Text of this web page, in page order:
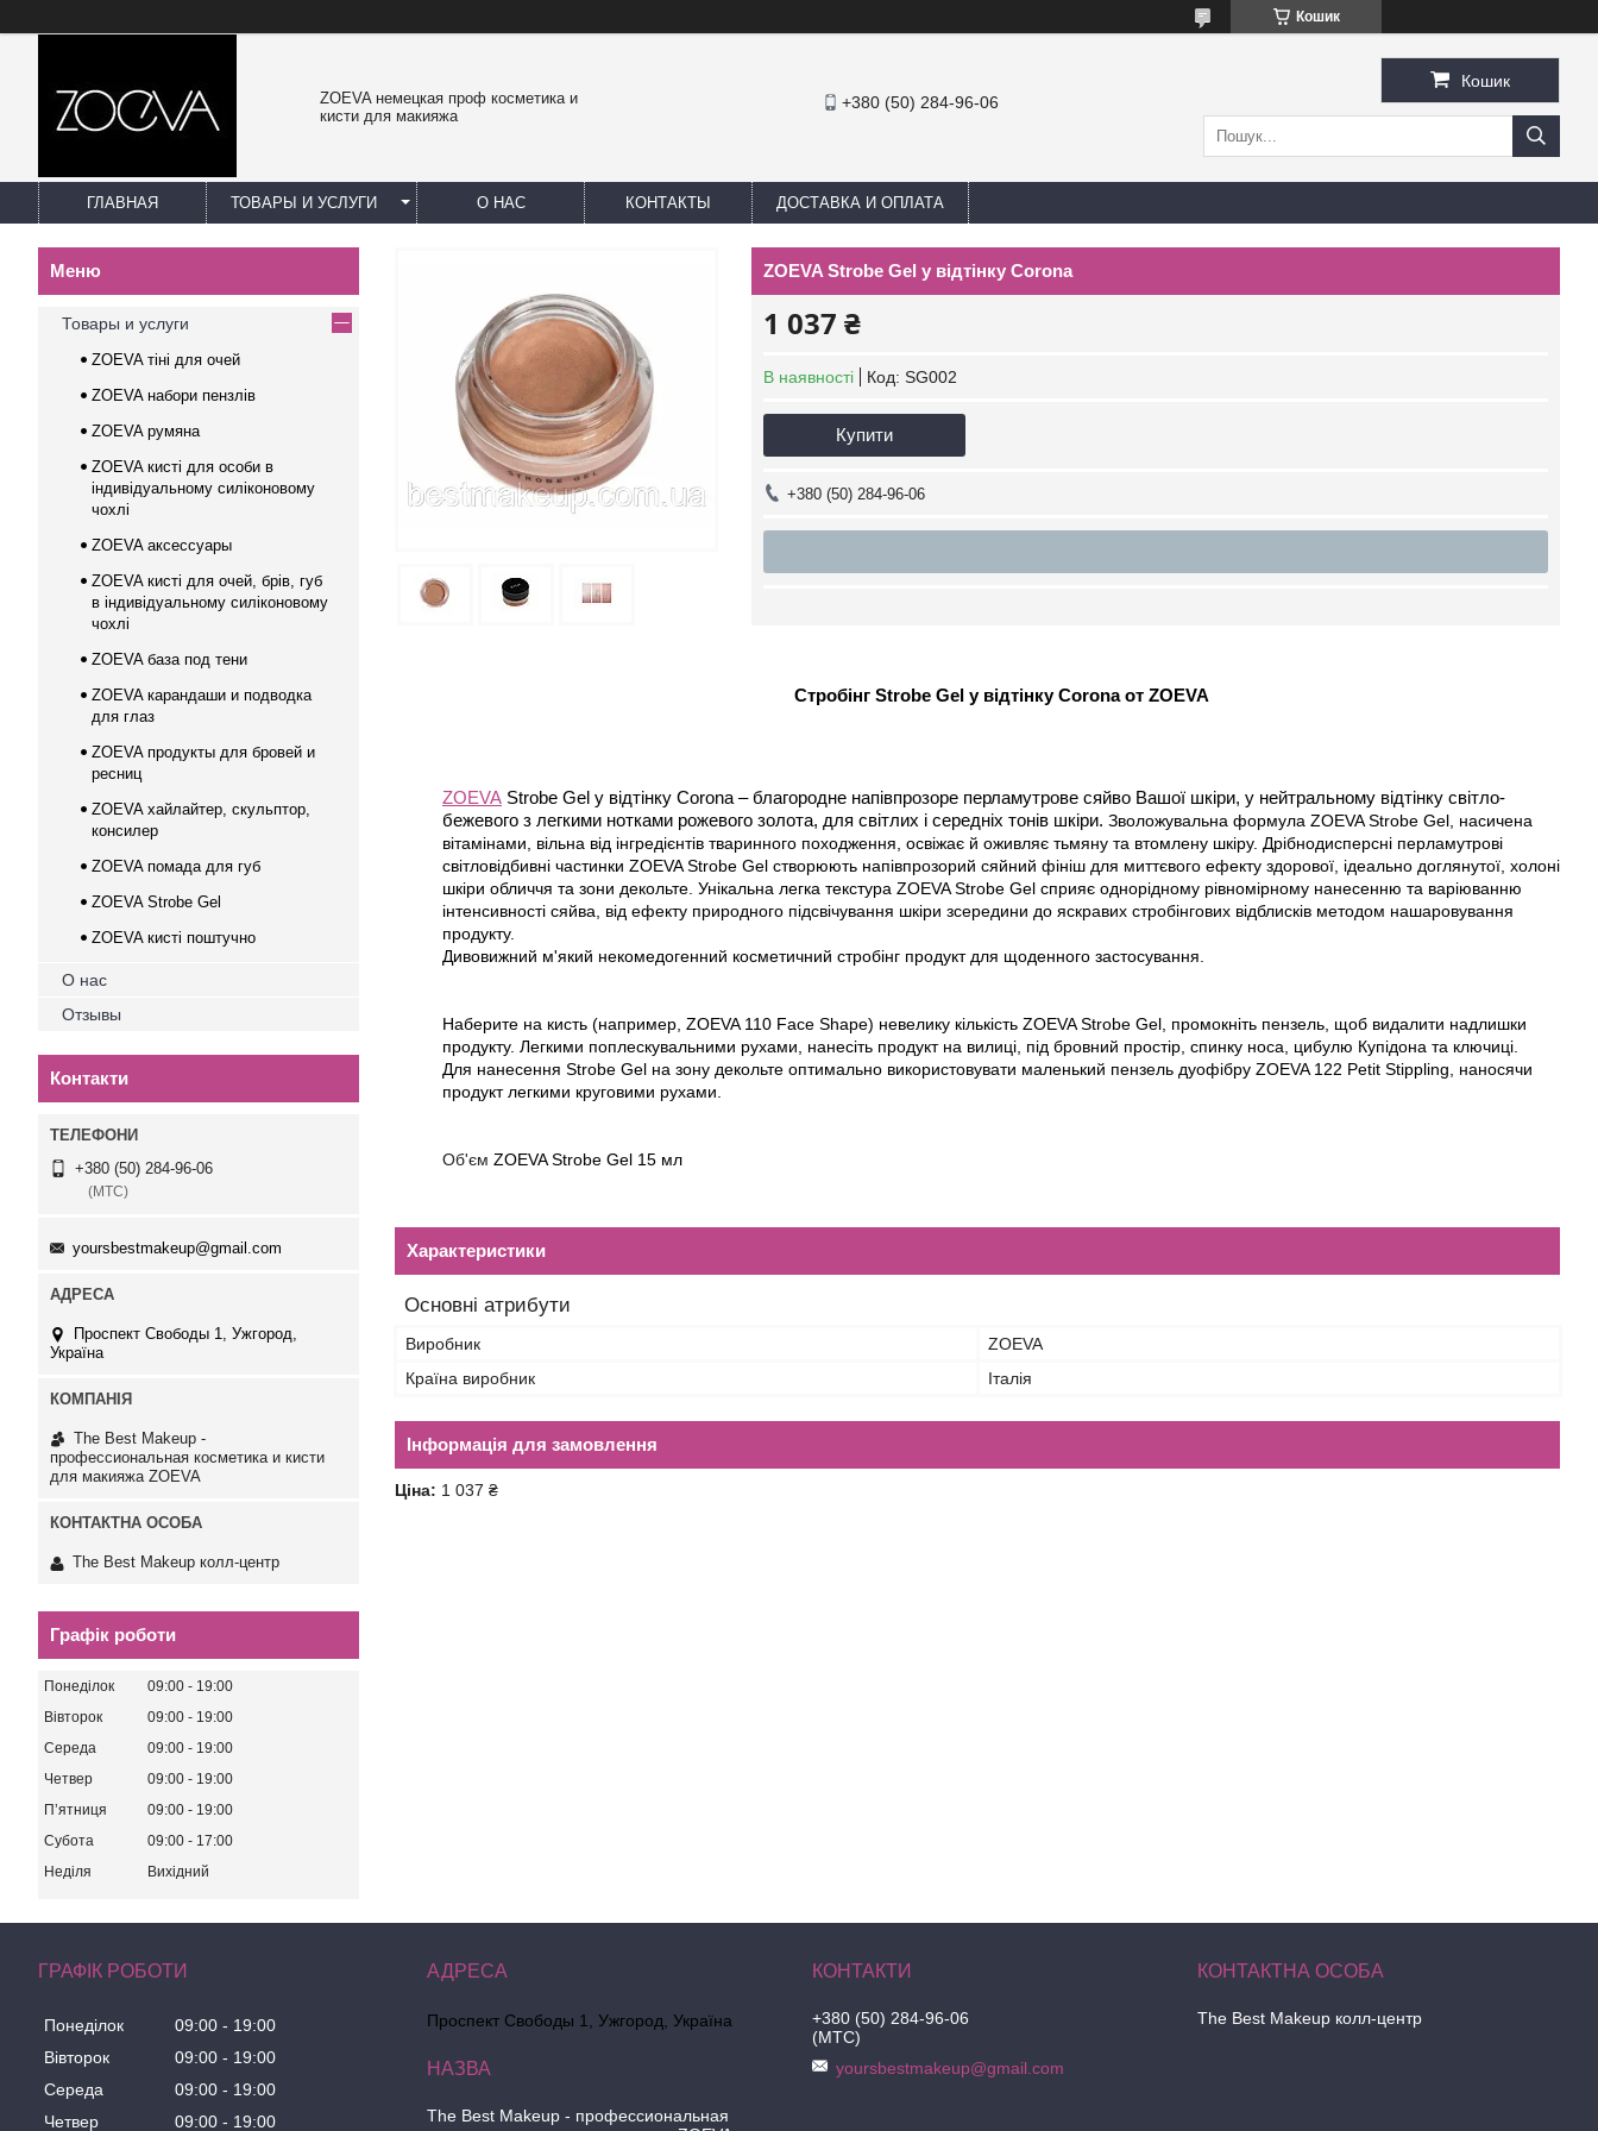
Кошик
ZOEVA немецкая проф косметика и
кисти для макияжа
+380 (50) 284-96-06
Кошик
ГЛАВНАЯ ТОВАРЫ И УСЛУГИ О НАС КОНТАКТЫ ДОСТАВКА И ОПЛАТА
ZOEVA Strobe Gel у відтінку Corona
1 037 ₴
В наявності Код: SG002
Купити
+380 (50) 284-96-06
Стробінг Strobe Gel у відтінку Corona от ZOEVA
ZOEVA Strobe Gel у відтінку Corona –благородне напівпрозоре перламутрове сяйво Вашої шкіри, у нейтральному відтінку світло-
бежевого з легкими нотками рожевого золота, для світлих і середніх тонів шкіри. Зволожувальна формула ZOEVA Strobe Gel , насичена
вітамінами, вільна від інгредієнтів тваринного походження, освіжає й оживляє тьмяну та втомлену шкіру. Дрібнодисперсні перламутрові
світловідбивні частинки ZOEVA Strobe Gel створюють напівпрозорий сяйний фініш для миттєвого ефекту здорової, ідеально доглянутої, холоні
шкіри обличчя та зони декольте. Унікальна легка текстура ZOEVA Strobe Gel сприяє однорідному рівномірному нанесенню та варіюванню
інтенсивності сяйва, від ефекту природного підсвічування шкіри зсередини до яскравих стробінгових відблисків методом нашаровування
продукту.
Дивовижний м'який некомедогенний косметичний стробінг продукт для щоденного застосування.
Наберите на кисть (например, ZOEVA110 Face Shape) невелику кількість ZOEVA Strobe Gel , промокніть пензель, щоб видалити надлишки
продукту. Легкими поплескувальними рухами, нанесіть продукт на вилиці, під бровний простір, спинку носа, цибулю Купідона та ключиці.
Для нанесення Strobe Gel на зону декольте оптимально використовувати маленький пензель дуофібру ZOEVA122 Petit Stippling , наносячи
продукт легкими круговими рухами.
Об'єм ZOEVA Strobe Gel 15 мл
Характеристики
Основні атрибути
Виробник
ZOEVA
Країна виробник
Італія
Інформація для замовлення
Ціна: 1 037 ₴
Товары и услуги
ZOEVA тіні для очей
ZOEVA набори пензлів
ZOEVA румяна
ZOEVA кисті для особи в
індивідуальному силіконовому
чохлі
ZOEVA аксессуары
ZOEVA кисті для очей, брів, губ
в індивідуальному силіконовому
чохлі
ZOEVA база под тени
ZOEVA карандаши и подводка
для глаз
ZOEVA продукты для бровей и
ресниц
ZOEVA хайлайтер, скульптор,
консилер
ZOEVA помада для губ
ZOEVA Strobe Gel
ZOEVA кисті поштучно
О нас
Отзывы
Контакти
+380 (50) 284-96-06
(МТС)
yoursbestmakeup@gmail.com
Проспект Свободы 1, Ужгород,
Україна
The Best Makeup -
профессиональная косметика и кисти
для макияжа ZOEVA
The Best Makeup колл-центр
Графік роботи
Понеділок 09:00
19:00
Вівторок
09:00
19:00
Середа
09:00
19:00
Четвер
09:00
19:00
Пʼятниця
09:00
19:00
Субота
09:00
17:00
Неділя
Вихідний
ГРАФІК РОБОТИ
Понеділок 09:00
19:00
Вівторок
09:00
19:00
Середа
09:00
19:00
Четвер
09:00 19:00
Проспект Свободы 1, Ужгород, Україна
The Best Makeup - профессиональная
+380 (50) 284-96-06
(МТС)
yoursbestmakeup@gmail.com
The Best Makeup колл-центр